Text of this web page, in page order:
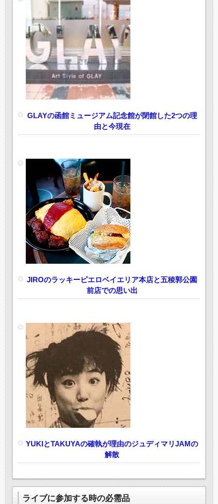
GLAYの函館ミュージアム記念館が閉館した2つの理
由と今現在
JIROのラッキーピエロベイエリア本店と五稜郭公園
前店での思い出
YUKIとTAKUYAの確執が理由のジュディマリJAMの
解散
ライブに参加する時の必需品